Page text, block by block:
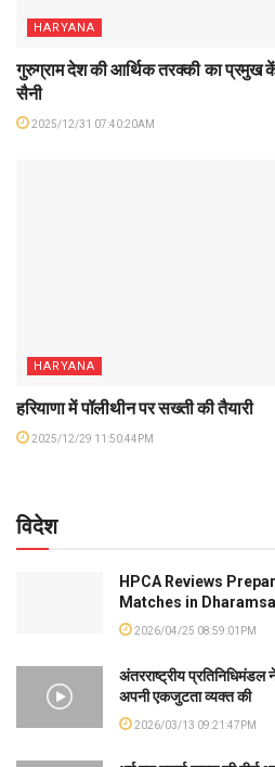
HARYANA
गुरुग्राम देश की आर्थिक तरक्की का प्रमुख
सैनी
2025/12/31 07:40:20AM
HARYANA
हरियाणा में पॉलीथीन पर सख्ती की तैयारी
2025/12/29 11:50:44PM
विदेश
HPCA Reviews
Matches in
2026/04/25 08:59:01PM
अंतरराष्ट्रीय प्रतिनिधिमंडल
अपनी एकजुटता व्यक्त की
2026/03/13 09:21:47PM